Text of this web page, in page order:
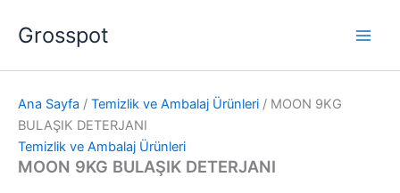
atlaGrosspot
Ana Sayfa / Temizlik ve Ambalaj Ürünleri / MOON 9KG
BULAŞIK DETERJANI
Temizlik ve Ambalaj Ürünleri
MOON 9KG BULAŞIK DETERJANI
-
₺2,00
fazla
varyasyonu
ürün
-
₺2,00
fazla
varyasyonu
ürün
-
₺2,00
fazla
varyasyonu
ürün
-
₺2,00
fazla
varyasyonu
ürün